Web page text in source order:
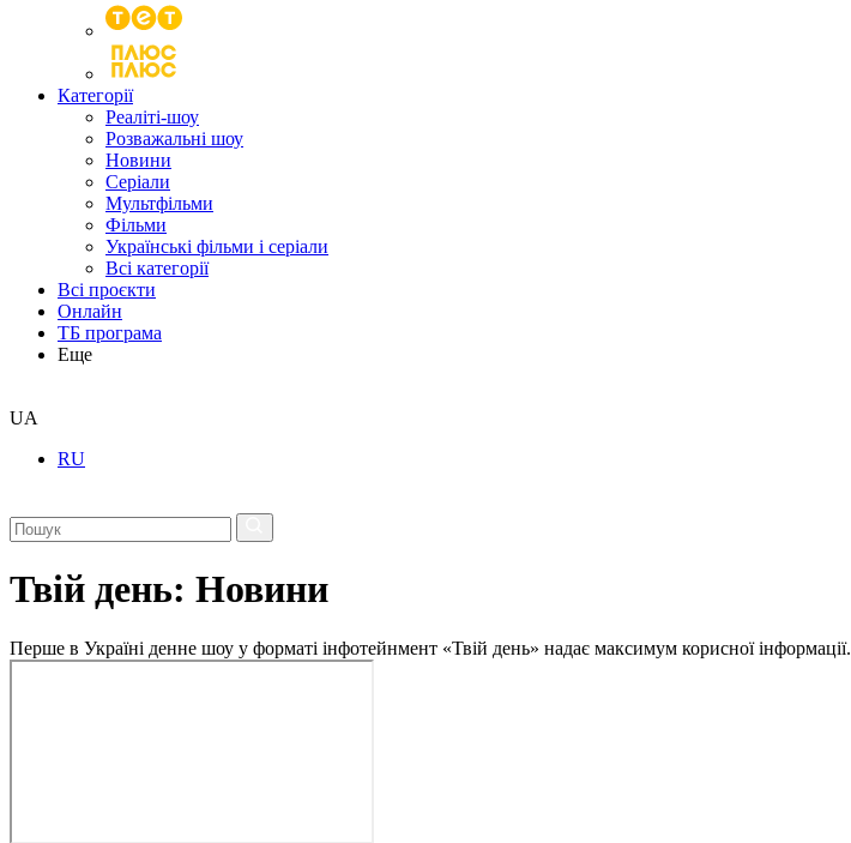
Категорії
Реаліті-шоу
Розважальні шоу
Новини
Серіали
Мультфільми
Фільми
Українські фільми і серіали
Всі категорії
Всі проєкти
Онлайн
ТБ програма
Еще
UA
RU
Твій день: Новини
Перше в Україні денне шоу у форматі інфотейнмент «Твій день» надає максимум корисної інформації.